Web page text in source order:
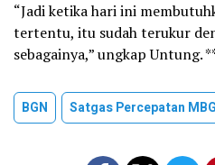
“Jadi ketika hari ini
tertentu, itu sudah terukur
sebagainya,” ungkap Untung.
BGN Satgas Percepatan